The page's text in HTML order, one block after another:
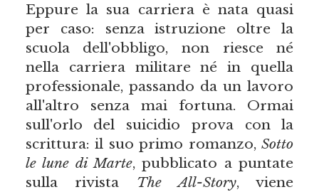
Eppure la sua carriera è nata quasi
per caso: senza istruzione oltre la
scuola dell'obbligo, non riesce né
nella carriera militare né in quella
professionale, passando da un lavoro
all'altro senza mai fortuna. Ormai
sull'orlo del suicidio prova con la
scrittura: il suo primo romanzo,Sotto
le lune di Marte, pubblicato a puntate
sulla rivista The All-Story, viene